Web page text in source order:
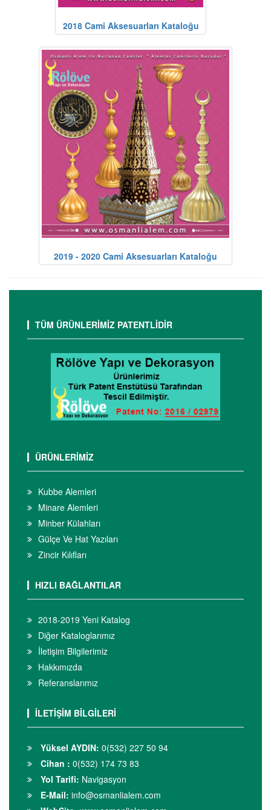
2018 Cami Aksesuarları Kataloğu
2019 - 2020 Cami Aksesuarları Kataloğu
TÜM ÜRÜNLERİMİZ PATENTLİDİR
ÜRÜNLERİMİZ
Kubbe Alemleri
Minare Alemleri
Minber Külahları
Gülçe Ve Hat Yazıları
Zincir Kılıfları
HIZLI BAĞLANTILAR
2018-2019 Yeni Katalog
Diğer Kataloglarımız
İletişim Bilgilerimiz
Hakkımızda
Referanslarımız
İLETİŞİM BİLGİLERİ
Yüksel AYDIN: 0(532) 227 50 94
Cihan : 0(532) 174 73 83
Yol Tarifi: Navigasyon
E-Mail: info@osmanlialem.com